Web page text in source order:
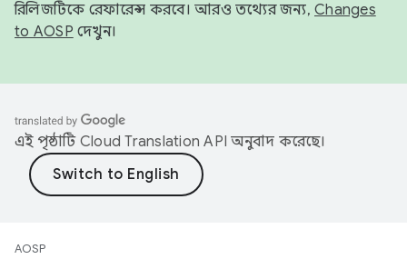
রিলিজটিকে রেফারেন্স করবে। আরও তথ্যের জন্য, Changes
to AOSP দেখুন।
এই পৃষ্ঠাটি Cloud Translation API অনুবাদ করেছে।
AOSP